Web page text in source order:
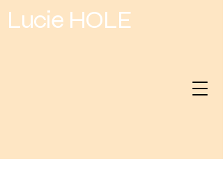
Lucie HOLE